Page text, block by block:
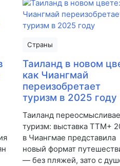
Страны
Таиланд в новом
как Чиангмай
переизобретает
туризм в 2025 году
Таиланд
туризм: выставка TTM+
в Чиангмае представила
новый формат
— без пляжей, зато с